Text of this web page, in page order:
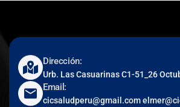
Dirección:
Urb. Las Casuarinas C1-51_26
Email:
cicsaludperu@gmail.com